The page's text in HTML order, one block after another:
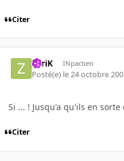
Citer
ZyriK INpactien
Posté(e) le 24 octobre
Si ... ! Jusqu'a qu'ils en sorte
Citer